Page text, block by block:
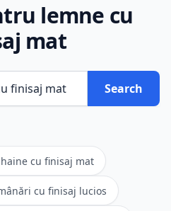
lemne cu
mat
Search
cu finisaj mat
cu finisaj lucios